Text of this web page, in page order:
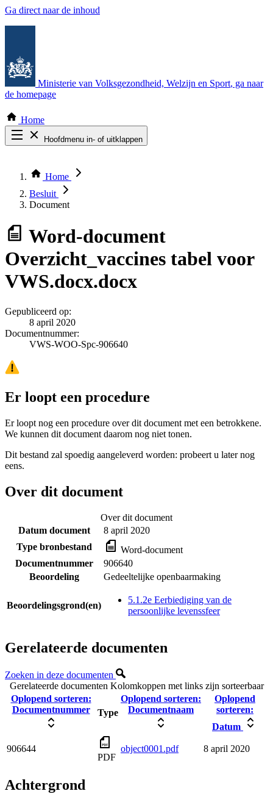
Ga direct naar de inhoud
Ministerie van Volksgezondheid, Welzijn en Sport, ga naar
de homepage
Home
Hoofdmenu in- of uitklappen
Thema COVID-19
Bekijk per bestuursorgaan
Home
Besluit
Document
Word-document
Overzicht_vaccines tabel voor
VWS.docx.docx
Gepubliceerd op:
8 april 2020
Documentnummer:
VWS-WOO-Spc-906640
Er loopt een procedure
Er loopt nog een procedure over dit document met een betrokkene.
We kunnen dit document daarom nog niet tonen.
Dit bestand zal spoedig aangeleverd worden: probeert u later nog
eens.
Over dit document
Over dit document
Datum document
8 april 2020
Type bronbestand
Word-document
Documentnummer
906640
Beoordeling
Gedeeltelijke openbaarmaking
Beoordelingsgrond(en)
5.1.2e Eerbiediging van de
persoonlijke levenssfeer
Gerelateerde documenten
Zoeken in deze documenten
Gerelateerde documenten Kolomkoppen met links zijn sorteerbaar
Oplopend sorteren:
Documentnummer
Type
Oplopend sorteren:
Documentnaam
Oplopend
sorteren:
Datum
906644
PDF
object0001.pdf 8 april 2020
Achtergrond